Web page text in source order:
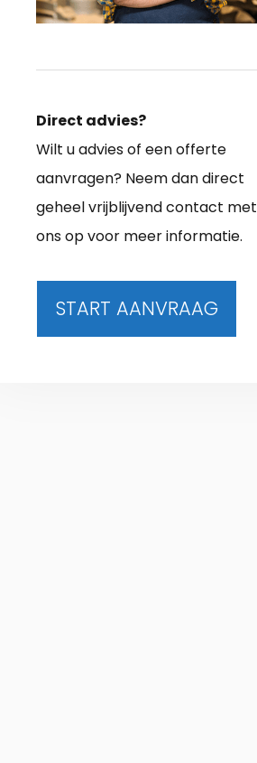
Direct advies?
Wilt u advies of een offerte
aanvragen? Neem dan direct
geheel vrijblijvend contact met
ons op voor meer informatie.
START AANVRAAG